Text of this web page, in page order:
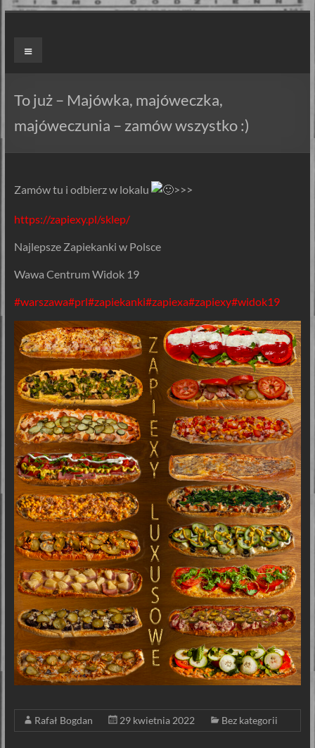
Skip
ZAPIEXY
–
SMAK
PRL`U
ORYGINALNE!
Zapiekanki
i
Zapiexy.
Menu
To już – Majówka, majóweczka,
majóweczunia – zamów wszystko :)
Zamów tu i odbierz w lokalu >>>
https://zapiexy.pl/sklep/
Najlepsze Zapiekanki w Polsce
Wawa Centrum Widok 19
#warszawa#prl#zapiekanki#zapiexa#zapiexy#widok19
Rafał Bogdan 29 kwietnia 2022 Bez kategorii